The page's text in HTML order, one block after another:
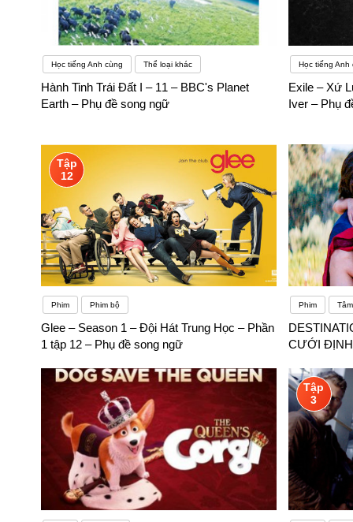
Học tiếng Anh cùng Thể loại khác
Hành Tinh Trái Đất I – 11 – BBC's Planet
Earth – Phụ đề song ngữ
Học tiếng Anh
Exile – Xứ
Iver – Phụ
Tập
12
Phim Phim bộ
Glee – Season 1 – Đội Hát Trung Học – Phần
1 tập 12 – Phụ đề song ngữ
Phim
CƯỚI ĐỊNH
Tập
3